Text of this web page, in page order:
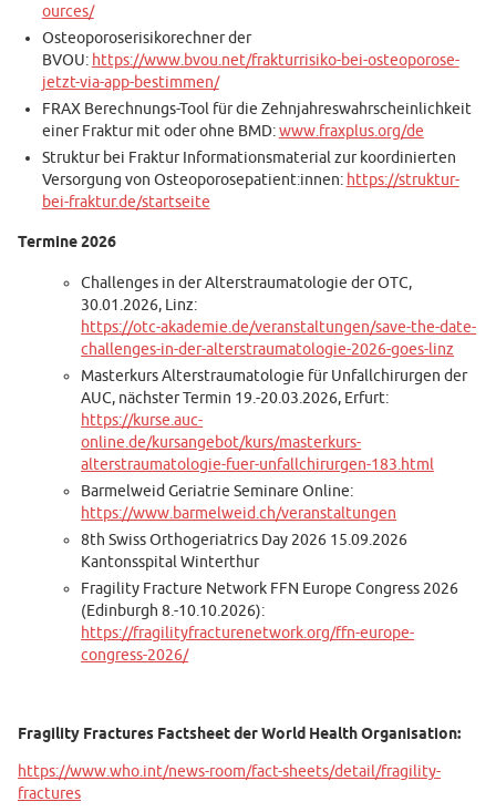
ources/
Osteoporoserisikorechner der
BVOU: https://www.bvou.net/frakturrisiko-bei-osteoporose-
jetzt-via-app-bestimmen/
FRAX Berechnungs-Tool für die Zehnjahreswahrscheinlichkeit
einer Fraktur mit oder ohne BMD:www.fraxplus.org/de
Struktur bei Fraktur Informationsmaterial zur koordinierten
Versorgung von Osteoporosepatient:innen: https://struktur-
bei-fraktur.de/startseite
Termine 2026
Challenges in der Alterstraumatologie der OTC,
30.01.2026, Linz:
https://otc-akademie.de/veranstaltungen/save-the-date-
challenges-in-der-alterstraumatologie-2026-goes-linz
Masterkurs Alterstraumatologie für Unfallchirurgen der
AUC, nächster Termin 19.-20.03.2026, Erfurt:
https://kurse.auc-
online.de/kursangebot/kurs/masterkurs-
alterstraumatologie-fuer-unfallchirurgen-183.html
Barmelweid Geriatrie Seminare Online:
https://www.barmelweid.ch/veranstaltungen
8th Swiss Orthogeriatrics Day 2026 15.09.2026
Kantonsspital Winterthur
Fragility Fracture Network FFN Europe Congress 2026
(Edinburgh 8.-10.10.2026):
https://fragilityfracturenetwork.org/ffn-europe-
congress-2026/
Fragility Fractures Factsheet der World Health Organisation:
https://www.who.int/news-room/fact-sheets/detail/fragility-
fractures